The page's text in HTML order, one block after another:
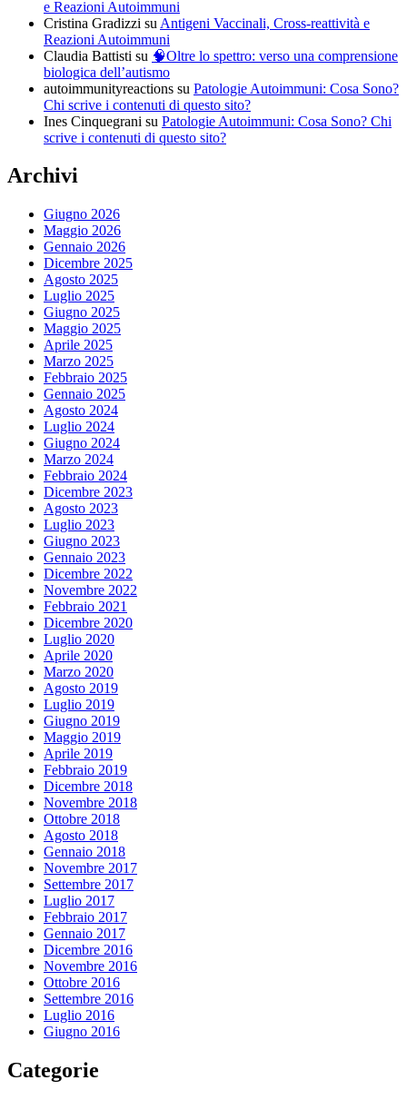
e Reazioni Autoimmuni
Cristina Gradizzi su Antigeni Vaccinali, Cross-reattività e
Reazioni Autoimmuni
Claudia Battisti su 🧠Oltre lo spettro: verso una comprensione
biologica dell’autismo
autoimmunityreactions su Patologie Autoimmuni: Cosa Sono?
Chi scrive i contenuti di questo sito?
Ines Cinquegrani su Patologie Autoimmuni: Cosa Sono? Chi
scrive i contenuti di questo sito?
Archivi
Giugno 2026
Maggio 2026
Gennaio 2026
Dicembre 2025
Agosto 2025
Luglio 2025
Giugno 2025
Maggio 2025
Aprile 2025
Marzo 2025
Febbraio 2025
Gennaio 2025
Agosto 2024
Luglio 2024
Giugno 2024
Marzo 2024
Febbraio 2024
Dicembre 2023
Agosto 2023
Luglio 2023
Giugno 2023
Gennaio 2023
Dicembre 2022
Novembre 2022
Febbraio 2021
Dicembre 2020
Luglio 2020
Aprile 2020
Marzo 2020
Agosto 2019
Luglio 2019
Giugno 2019
Maggio 2019
Aprile 2019
Febbraio 2019
Dicembre 2018
Novembre 2018
Ottobre 2018
Agosto 2018
Gennaio 2018
Novembre 2017
Settembre 2017
Luglio 2017
Febbraio 2017
Gennaio 2017
Dicembre 2016
Novembre 2016
Ottobre 2016
Settembre 2016
Luglio 2016
Giugno 2016
Categorie